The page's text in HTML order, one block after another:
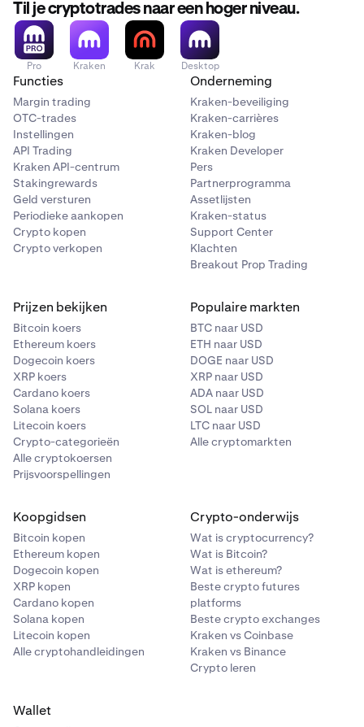
Til je cryptotrades naar een hoger niveau.
Pro Kraken Krak Desktop
Functies
Margin trading
OTC-trades
Instellingen
API Trading
Kraken API-centrum
Stakingrewards
Geld versturen
Periodieke aankopen
Crypto kopen
Crypto verkopen
Onderneming
Kraken-beveiliging
Kraken-carrières
Kraken-blog
Kraken Developer
Pers
Partnerprogramma
Assetlijsten
Kraken-status
Support Center
Klachten
Breakout Prop Trading
Prijzen bekijken
Bitcoin koers
Ethereum koers
Dogecoin koers
XRP koers
Cardano koers
Solana koers
Litecoin koers
Crypto-categorieën
Alle cryptokoersen
Prijsvoorspellingen
Populaire markten
BTC naar USD
ETH naar USD
DOGE naar USD
XRP naar USD
ADA naar USD
SOL naar USD
LTC naar USD
Alle cryptomarkten
Koopgidsen
Bitcoin kopen
Ethereum kopen
Dogecoin kopen
XRP kopen
Cardano kopen
Solana kopen
Litecoin kopen
Alle cryptohandleidingen
Crypto-onderwijs
Wat is cryptocurrency?
Wat is Bitcoin?
Wat is ethereum?
Beste crypto futures
platforms
Beste crypto exchanges
Kraken vs Coinbase
Kraken vs Binance
Crypto leren
Wallet